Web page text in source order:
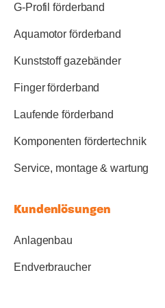
G-Profil förderband
Aquamotor förderband
Kunststoff gazebänder
Finger förderband
Laufende förderband
Komponenten fördertechnik
Service, montage & wartung
Kundenlösungen
Anlagenbau
Endverbraucher